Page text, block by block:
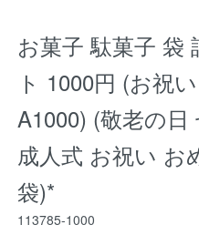
お菓子 駄菓子 袋
ト 1000円 (お祝
A1000) (敬老の日
成人式 お祝い お
袋)*
113785-1000